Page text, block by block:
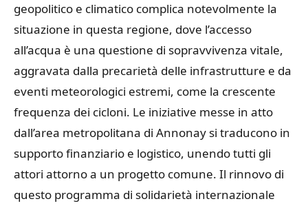
geopolitico e climatico complica notevolmente la
situazione in questa regione, dove l’accesso
all’acqua è una questione di sopravvivenza vitale,
aggravata dalla precarietà delle infrastrutture e da
eventi meteorologici estremi, come la crescente
frequenza dei cicloni. Le iniziative messe in atto
dall’area metropolitana di Annonay si traducono in
supporto finanziario e logistico, unendo tutti gli
attori attorno a un progetto comune. Il rinnovo di
questo programma di solidarietà internazionale